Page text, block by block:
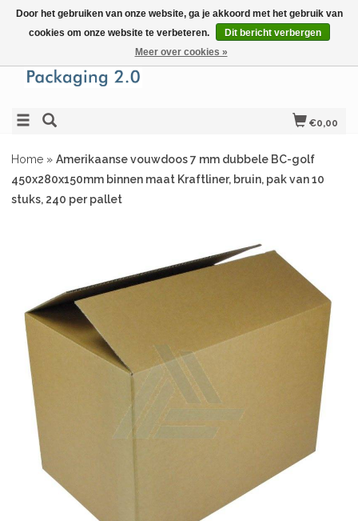
€0,00
Home » Amerikaanse vouwdoos 7 mm dubbele BC-golf
450x280x150mm binnen maat Kraftliner, bruin, pak van 10
stuks, 240 per pallet
Door het gebruiken van onze website, ga je akkoord met het gebruik van
cookies om onze website te verbeteren.
Dit bericht verbergen
Meer over cookies »